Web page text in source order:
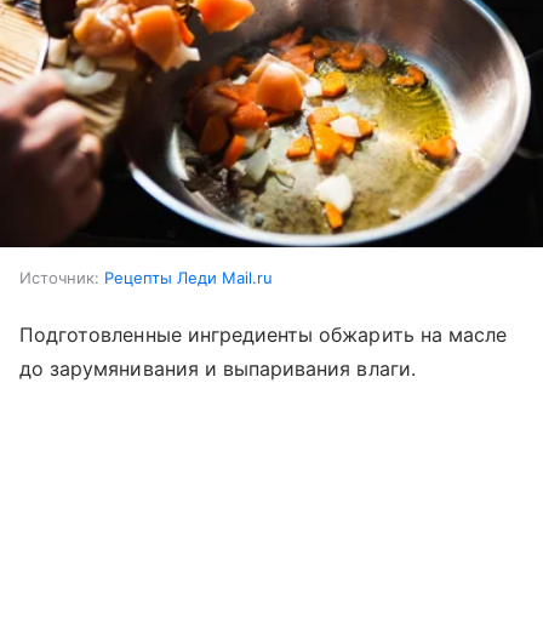
Источник: Рецепты Леди Mail.ru
Подготовленные ингредиенты обжарить на масле
до зарумянивания и выпаривания влаги.